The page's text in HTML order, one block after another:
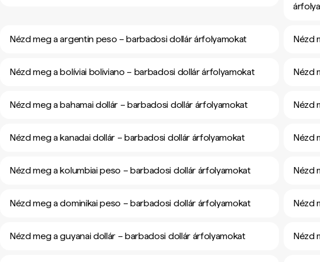
Nézd meg a argentin peso – barbadosi dollár árfolyamokat Nézd
Nézd meg a bolíviai boliviano – barbadosi dollár árfolyamokat Nézd
Nézd meg a bahamai dollár – barbadosi dollár árfolyamokat Nézd
Nézd meg a kanadai dollár – barbadosi dollár árfolyamokat Nézd
Nézd meg a kolumbiai peso – barbadosi dollár árfolyamokat Nézd
Nézd meg a dominikai peso – barbadosi dollár árfolyamokat Nézd
Nézd meg a guyanai dollár – barbadosi dollár árfolyamokat Nézd